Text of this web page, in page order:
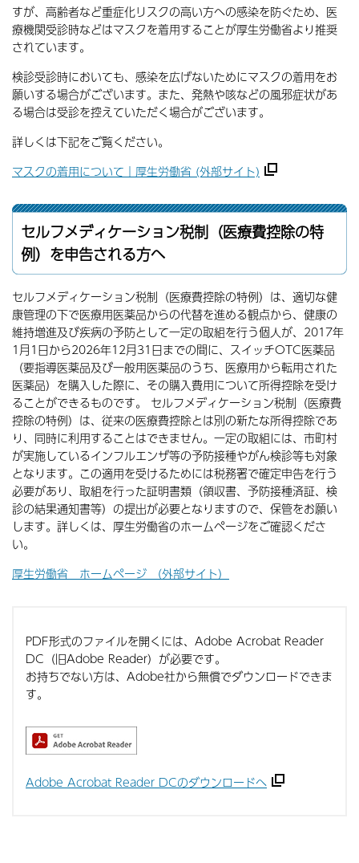
すが、高齢者など重症化リスクの高い方への感染を防ぐため、医
療機関受診時などはマスクを着用することが厚生労働省より推奨
されています。
検診受診時においても、感染を広げないためにマスクの着用をお
願いする場合がございます。また、発熱や咳などの風邪症状があ
る場合は受診を控えていただく場合がございます。
詳しくは下記をご覧ください。
マスクの着用について｜厚生労働省 (外部サイト)
セルフメディケーション税制（医療費控除の特
例）を申告される方へ
セルフメディケーション税制（医療費控除の特例）は、適切な健
康管理の下で医療用医薬品からの代替を進める観点から、健康の
維持増進及び疾病の予防として一定の取組を行う個人が、2017年
1月1日から2026年12月31日までの間に、スイッチOTC医薬品
（要指導医薬品及び一般用医薬品のうち、医療用から転用された
医薬品）を購入した際に、その購入費用について所得控除を受け
ることができるものです。 セルフメディケーション税制（医療費
控除の特例）は、従来の医療費控除とは別の新たな所得控除であ
り、同時に利用することはできません。一定の取組には、市町村
が実施しているインフルエンザ等の予防接種やがん検診等も対象
となります。この適用を受けるためには税務署で確定申告を行う
必要があり、取組を行った証明書類（領収書、予防接種済証、検
診の結果通知書等）の提出が必要となりますので、保管をお願い
します。詳しくは、厚生労働省のホームページをご確認くださ
い。
厚生労働省 ホームページ （外部サイト）
PDF形式のファイルを開くには、Adobe Acrobat Reader
DC（旧Adobe Reader）が必要です。
お持ちでない方は、Adobe社から無償でダウンロードできま
す。
Adobe Acrobat Reader DCのダウンロードへ